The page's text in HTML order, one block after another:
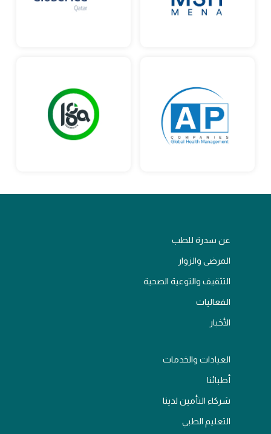
عن سدرة للطب
المرضى والزوار
التثقيف والتوعية الصحية
الفعاليات
الأخبار
العيادات والخدمات
أطبائنا
شركاء التأمين لدينا
التعليم الطبي